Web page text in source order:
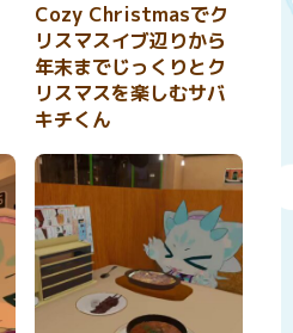
Cozy Christmasでク
リスマスイブ辺りから
年末までじっくりとク
リスマスを楽しむサバ
キチくん